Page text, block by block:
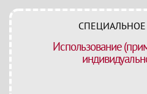
Использование